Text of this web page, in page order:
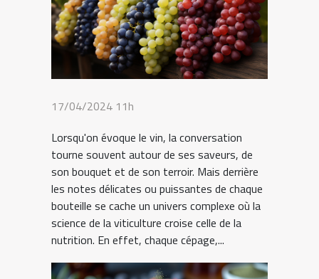
17/04/2024 11h
Lorsqu'on évoque le vin, la conversation
tourne souvent autour de ses saveurs, de
son bouquet et de son terroir. Mais derrière
les notes délicates ou puissantes de chaque
bouteille se cache un univers complexe où la
science de la viticulture croise celle de la
nutrition. En effet, chaque cépage,...